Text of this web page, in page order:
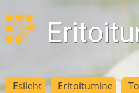
Esileht Eritoitumine